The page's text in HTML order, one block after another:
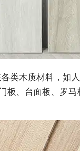
类木质材料，如
板、台面板、罗